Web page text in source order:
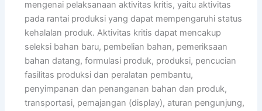
mengenai pelaksanaan aktivitas kritis, yaitu aktivitas
pada rantai produksi yang dapat mempengaruhi status
kehalalan produk. Aktivitas kritis dapat mencakup
seleksi bahan baru, pembelian bahan, pemeriksaan
bahan datang, formulasi produk, produksi, pencucian
fasilitas produksi dan peralatan pembantu,
penyimpanan dan penanganan bahan dan produk,
transportasi, pemajangan (display), aturan pengunjung,